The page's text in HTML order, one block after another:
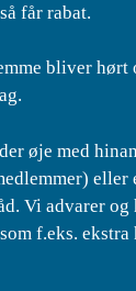
får rabat.
bliver hørt
øje med
eller
Vi advarer
f.eks. ekstra